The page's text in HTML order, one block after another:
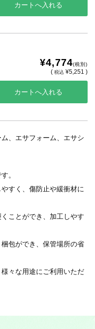
¥4,774(税別)
(税込 ¥5,251 )
、エサフォーム、エサシ
。
すく、傷防止や緩衝材に
ことができ、加工しやす
包ができ、保管場所の省
々な用途にご利用いただ